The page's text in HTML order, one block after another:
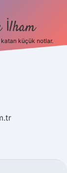
İlham
katan küçük notlar.